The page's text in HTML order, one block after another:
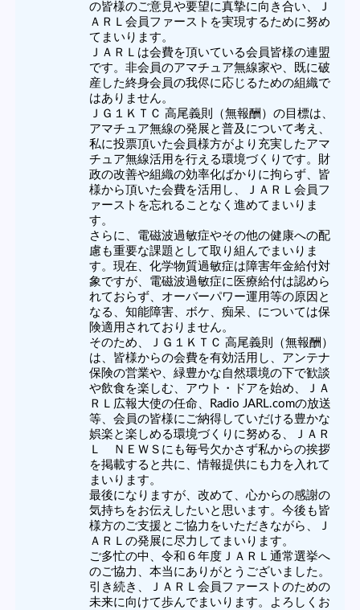
の皆様のご意見や要望に真摯に向き合い、Ｊ
ＡＲＬ会員ファーストを実現するために努め
てまいります。
ＪＡＲＬは会費を頂いている会員皆様の連盟
です。非会員のアマチュア無線家や、既に破
産した終身会員の我侭に応じるための組織で
はありません。
ＪＧ１ＫＴＣ 高尾義則（無報酬）の目標は、
アマチュア無線の発展と普及について考え、
私に投票頂いた会員様方がより充実したアマ
チュア無線活用を行える環境づくりです。財
政の改善や組織の効率化ばかりに拘らず、皆
様から頂いた会費を活用し、ＪＡＲＬ会員フ
ァーストを忘れることなく進めてまいりま
す。
さらに、電磁波過敏症やその他の健康への配
慮も重要な課題として取り組んでまいりま
す。現在、化学物質過敏症は障害年金給付対
象ですが、電磁波過敏症に医療給付は認めら
れておらず、オーバーパワー運用等の原因と
なる、知能障害、ボケ、痴呆、については保
険適用されておりません。
そのため、ＪＧ１ＫＴＣ 高尾義則（無報酬）
は、皆様からの会費を有効活用し、アンテナ
保険の営業や、緑豊かな自然環境の下で歓談
や飲食を楽しむ、アウト・ドアを始め、ＪＡ
ＲＬ広報大使の任命、Radio JARL.comの放送
等、会員の皆様にご納得していだける豊かな
娯楽と楽しめる環境づくりに努める、ＪＡＲ
Ｌ ＮＥＷＳにも毎号欠かさず私からの挨拶
を掲載すると共に、情報提供にも力を入れて
まいります。
最後になりますが、改めて、心からの感謝の
気持ちをお伝えしたいと思います。今後も皆
様方のご支援とご協力をいただきながら、Ｊ
ＡＲＬの発展に尽力してまいります。
ご多忙の中、令和６年度ＪＡＲＬ通常選挙へ
のご協力、本当にありがとうございました。
引き続き、ＪＡＲＬ会員ファーストのための
未来に向けて歩んでまいります。よろしくお